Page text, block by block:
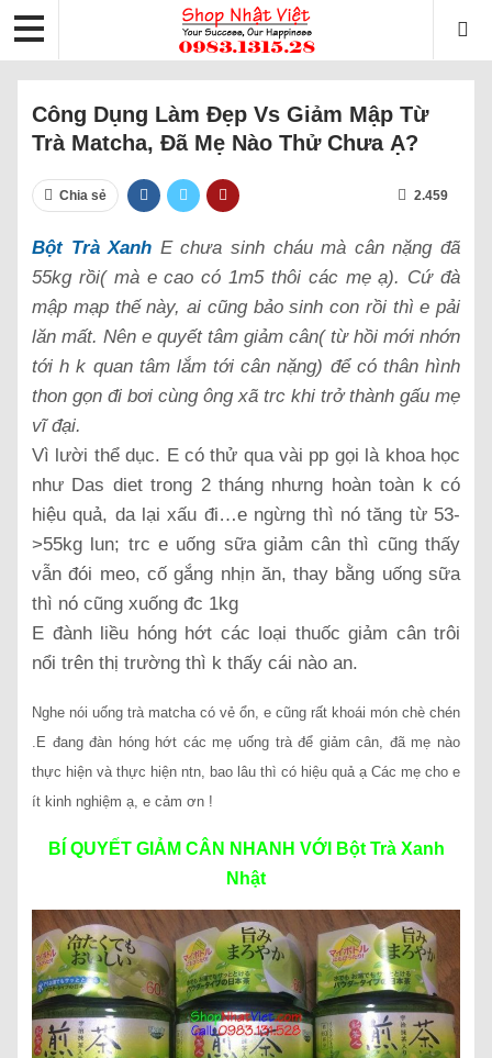
Công Dụng Làm Đẹp Vs Giảm Mập Từ
Trà Matcha, Đã Mẹ Nào Thử Chưa Ạ?
Chia sẻ 2.459
Bột Trà Xanh E chưa sinh cháu mà cân nặng đã
55kg rồi( mà e cao có 1m5 thôi các mẹ ạ). Cứ đà
mập mạp thế này, ai cũng bảo sinh con rồi thì e pải
lăn mất. Nên e quyết tâm giảm cân( từ hồi mới nhớn
tới h k quan tâm lắm tới cân nặng) để có thân hình
thon gọn đi bơi cùng ông xã trc khi trở thành gấu mẹ
vĩ đại.
Vì lười thể dục. E có thử qua vài pp gọi là khoa học
như Das diet trong 2 tháng nhưng hoàn toàn k có
hiệu quả, da lại xấu đi…e ngừng thì nó tăng từ 53-
>55kg lun; trc e uống sữa giảm cân thì cũng thấy
vẫn đói meo, cố gắng nhịn ăn, thay bằng uống sữa
thì nó cũng xuống đc 1kg
E đành liều hóng hớt các loại thuốc giảm cân trôi
nổi trên thị trường thì k thấy cái nào an.
Nghe nói uống trà matcha có vẻ ổn, e cũng rất khoái món chè chén
.E đang đàn hóng hớt các mẹ uống trà để giảm cân, đã mẹ nào
thực hiện và thực hiện ntn, bao lâu thì có hiệu quả ạ Các mẹ cho e
ít kinh nghiệm ạ, e cảm ơn !
BÍ QUYẾT GIẢM CÂN NHANH VỚI Bột Trà Xanh
Nhật